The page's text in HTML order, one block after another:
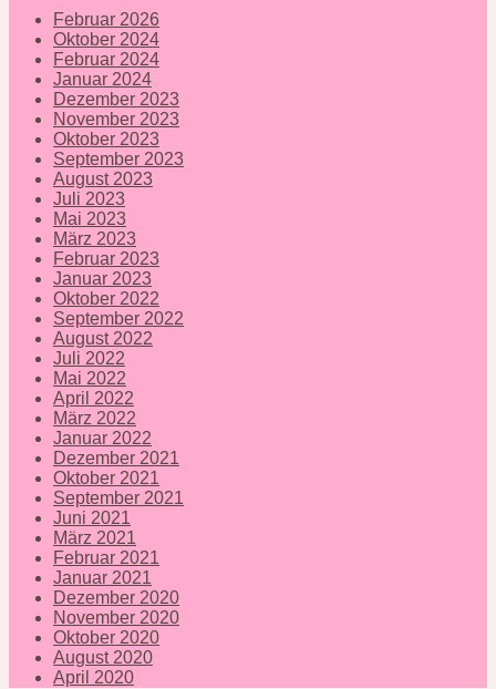
Februar 2026
Oktober 2024
Februar 2024
Januar 2024
Dezember 2023
November 2023
Oktober 2023
September 2023
August 2023
Juli 2023
Mai 2023
März 2023
Februar 2023
Januar 2023
Oktober 2022
September 2022
August 2022
Juli 2022
Mai 2022
April 2022
März 2022
Januar 2022
Dezember 2021
Oktober 2021
September 2021
Juni 2021
März 2021
Februar 2021
Januar 2021
Dezember 2020
November 2020
Oktober 2020
August 2020
April 2020